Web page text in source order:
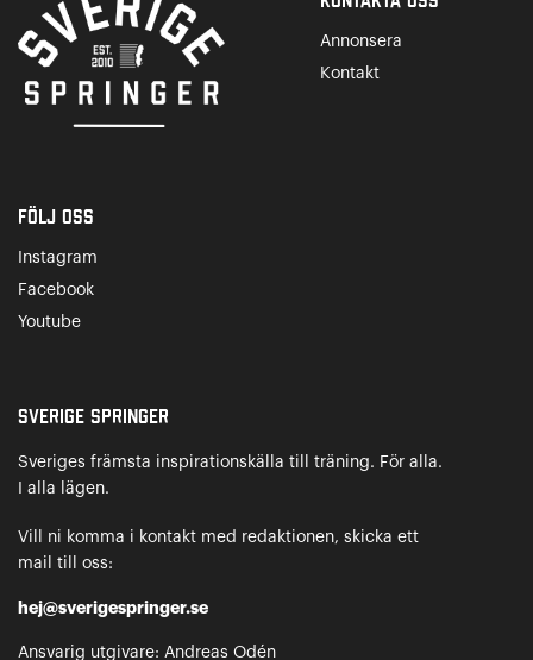
Annonsera
Kontakt
Följ oss
Instagram
Facebook
Youtube
Sverige Springer
Sveriges främsta inspirationskälla till träning. För alla.
I alla lägen.
Vill ni komma i kontakt med redaktionen, skicka ett
mail till oss:
hej@sverigespringer.se
Ansvarig utgivare: Andreas Odén